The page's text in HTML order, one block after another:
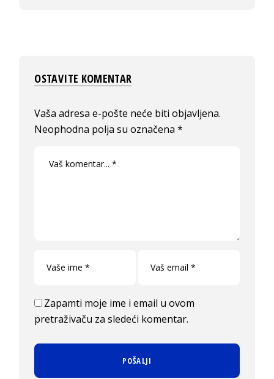
OSTAVITE KOMENTAR
Vaša adresa e-pošte neće biti objavljena.
Neophodna polja su označena*
Zapamti moje ime i email u ovom
pretraživaču za sledeći komentar.